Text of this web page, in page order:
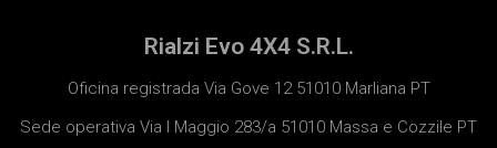
Rialzi Evo 4X4 S.R.L.
Oficina registrada Via Gove 12 51010 Marliana PT
Sede operativa Via I Maggio 283/a 51010 Massa e Cozzile PT